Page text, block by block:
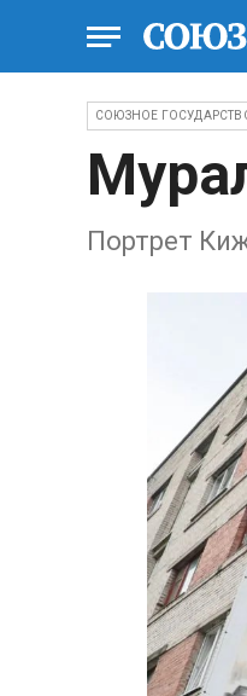
СОЮЗНОЕ
Портрет